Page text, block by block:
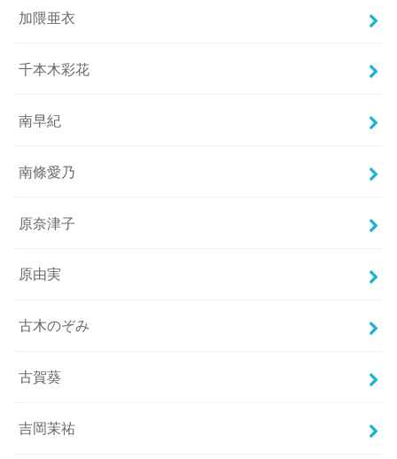
加隈亜衣
千本木彩花
南早紀
南條愛乃
原奈津子
原由実
古木のぞみ
古賀葵
吉岡茉祐